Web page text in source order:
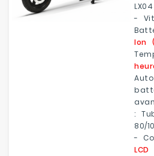
-
Ion
:
80/
-
LCD